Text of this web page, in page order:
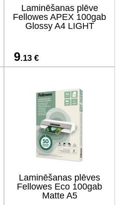
Laminēšanas plēve
Fellowes APEX 100gab
Glossy A4 LIGHT
9.13 €
Laminēšanas plēves
Fellowes Eco 100gab
Matte A5